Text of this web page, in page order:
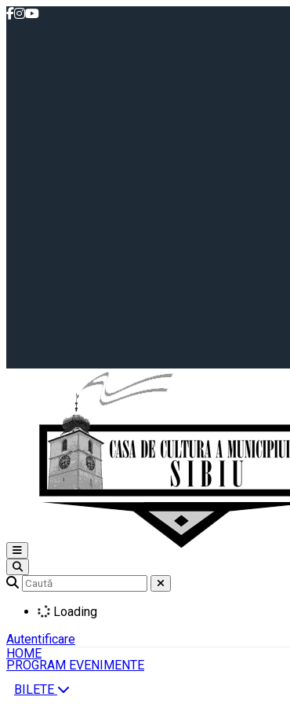
Open main menu
Loading
Autentificare
HOME
PROGRAM EVENIMENTE
BILETE